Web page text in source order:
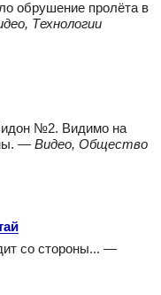
обрушение пролёта в
Технологии
№2. Видимо на
— Видео, Общество
со стороны... —